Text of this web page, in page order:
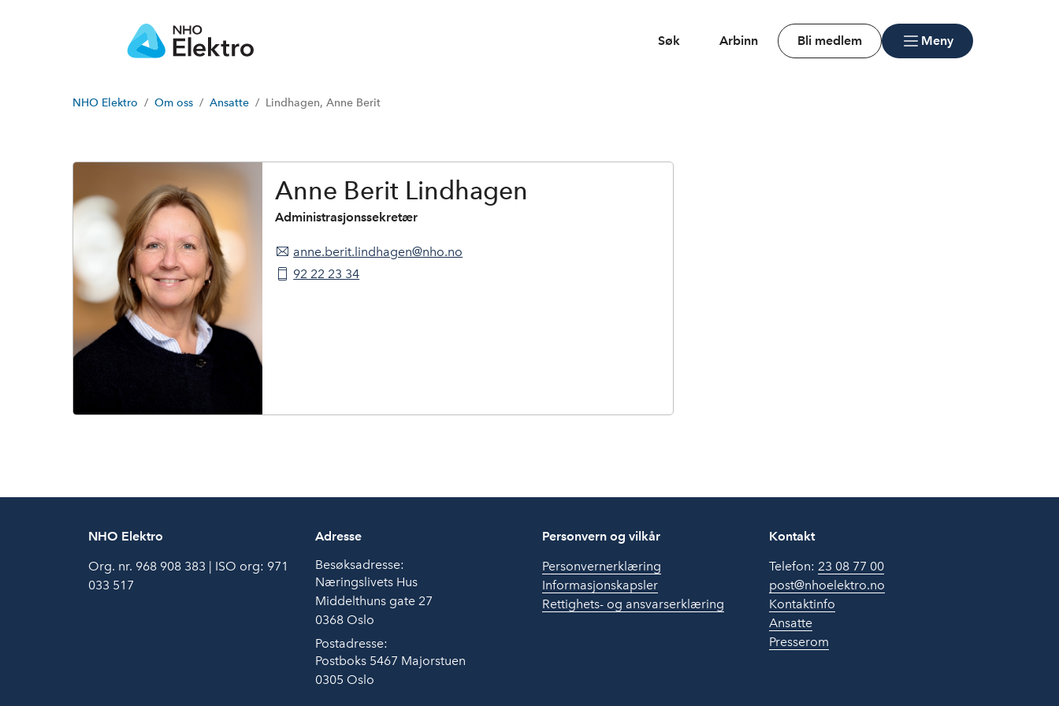
Søk Arbinn Bli medlem Meny
NHO Elektro Om oss Ansatte Lindhagen, Anne Berit
n
e
t
L
h
a
Anne Berit Lindhagen
Administrasjonssekretær
anne.berit.lindhagen@nho.no
92 22 23 34
NHO Elektro
Org. nr. 968 908 383 | ISO org: 971
033 517
Adresse
Besøksadresse:
Næringslivets Hus
Middelthuns gate 27
0368 Oslo
Postadresse:
Postboks 5467 Majorstuen
0305 Oslo
Personvern og vilkår
Personvernerklæring
Informasjonskapsler
Rettighets- og ansvarserklæring
Kontakt
Telefon: 23 08 77 00
post@nhoelektro.no
Kontaktinfo
Ansatte
Presserom